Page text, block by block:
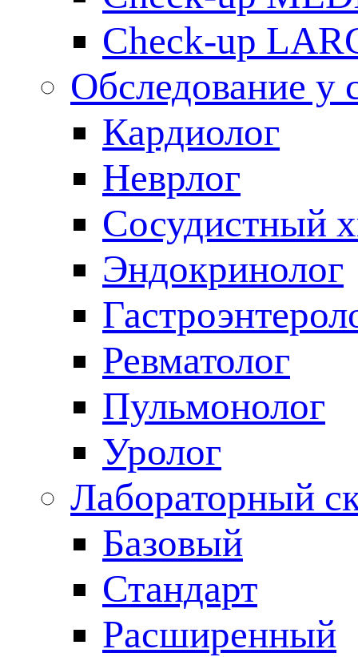
Check-up
Обследование у
Кардиолог
Неврлог
Сосудистный
Эндокринолог
Ревматолог
Пульмонолог
Уролог
Лабораторный
Базовый
Стандарт
Расширенный